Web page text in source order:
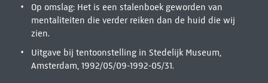
Op omslag: Het is een stalenboek geworden van
mentaliteiten die verder reiken dan de huid die wij
zien.
Uitgave bij tentoonstelling in Stedelijk Museum,
Amsterdam, 1992/05/09-1992-05/31.